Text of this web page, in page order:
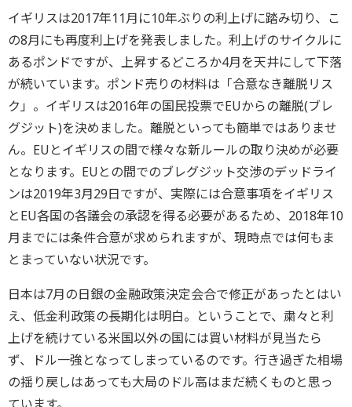
イギリスは2017年11月に10年ぶりの利上げに踏み切り、こ
の8月にも再度利上げを発表しました。利上げのサイクルに
あるポンドですが、上昇するどころか4月を天井にして下落
が続いています。ポンド売りの材料は「合意なき離脱リス
ク」。イギリスは2016年の国民投票でEUからの離脱(ブレ
グジット)を決めました。離脱といっても簡単ではありませ
ん。EUとイギリスの間で様々な新ルールの取り決めが必要
となります。EUとの間でのブレグジット交渉のデッドライ
ンは2019年3月29日ですが、実際には合意事項をイギリス
とEU各国の各議会の承認を得る必要があるため、2018年10
月までには条件合意が求められますが、現時点では何もま
とまっていない状況です。
日本は7月の日銀の金融政策決定会合で修正があったとはい
え、低金利政策の長期化は明白。ということで、粛々と利
上げを続けている米国以外の国には買い材料が見当たら
ず、ドル一強となってしまっているのです。行き過ぎた相場
の揺り戻しはあっても大局のドル高はまだ続くものと思っ